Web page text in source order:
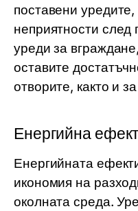
поставени
неприятности след
уреди за
оставите
отворите, както и
Енергийна
Енергийната
икономия на
околната среда.